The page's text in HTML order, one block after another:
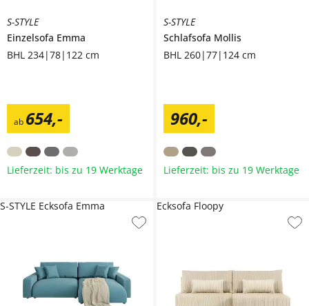
S-STYLE
Einzelsofa Emma
BHL 234|78|122 cm
ab 654,-
Lieferzeit: bis zu 19 Werktage
S-STYLE
Schlafsofa Mollis
BHL 260|77|124 cm
960,-
Lieferzeit: bis zu 19 Werktage
S-STYLE Ecksofa Emma Ecksofa Floopy